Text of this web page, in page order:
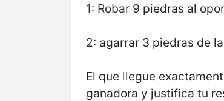
1: Robar 9 piedras al
2: agarrar 3 piedras de
El que llegue
ganadora y justifica tu